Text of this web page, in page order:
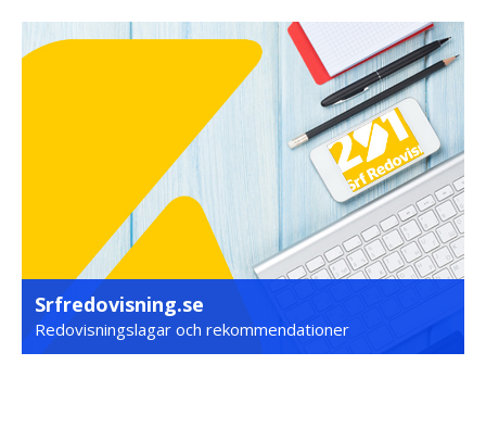
Srfredovisning.se
Redovisningslagar och rekommendationer